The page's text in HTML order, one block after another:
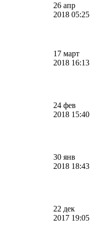
26 апр
2018 05:25
17 март
2018 16:13
24 фев
2018 15:40
30 янв
2018 18:43
22 дек
2017 19:05